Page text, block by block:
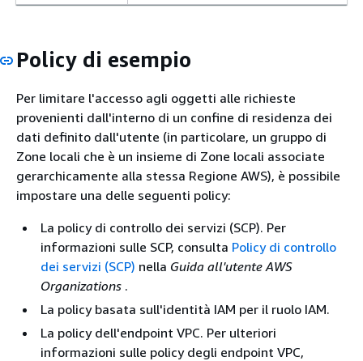
Policy di esempio
Per limitare l'accesso agli oggetti alle richieste
provenienti dall'interno di un confine di residenza dei
dati definito dall'utente (in particolare, un gruppo di
Zone locali che è un insieme di Zone locali associate
gerarchicamente alla stessa Regione AWS), è possibile
impostare una delle seguenti policy:
La policy di controllo dei servizi (SCP). Per
informazioni sulle SCP, consulta Policy di controllo
dei servizi (SCP) nella Guida all'utente AWS
Organizations .
La policy basata sull'identità IAM per il ruolo IAM.
La policy dell'endpoint VPC. Per ulteriori
informazioni sulle policy degli endpoint VPC,